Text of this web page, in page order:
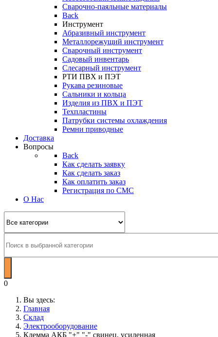
Сварочно-паяльные материалы
Back
Инструмент
Абразивный инструмент
Металлорежущий инструмент
Сварочный инструмент
Садовый инвентарь
Слесарный инструмент
РТИ ПВХ и ПЭТ
Рукава резиновые
Сальники и кольца
Изделия из ПВХ и ПЭТ
Техпластины
Патрубки системы охлаждения
Ремни приводные
Доставка
Вопросы
Back
Как сделать заявку
Как сделать заказ
Как оплатить заказ
Регистрация по СМС
О Нас
0
Вы здесь:
Главная
Склад
Электрооборудование
Клемма АКБ "+" "-" свинец, усиленная